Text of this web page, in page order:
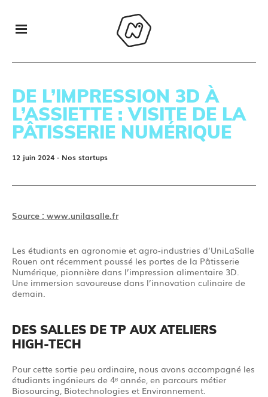
DE L’IMPRESSION 3D À
L’ASSIETTE : VISITE DE LA
PÂTISSERIE NUMÉRIQUE
12 juin 2024 - Nos startups
Source : www.unilasalle.fr
Les étudiants en agronomie et agro-industries d’UniLaSalle
Rouen ont récemment poussé les portes de la Pâtisserie
Numérique, pionnière dans l’impression alimentaire 3D.
Une immersion savoureuse dans l’innovation culinaire de
demain.
DES SALLES DE TP AUX ATELIERS
HIGH-TECH
Pour cette sortie peu ordinaire, nous avons accompagné les
étudiants ingénieurs de 4ᵉ année, en parcours métier
Biosourcing, Biotechnologies et Environnement.